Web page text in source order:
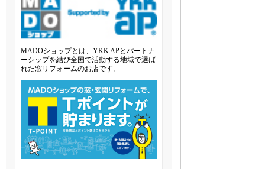
MADOショップとは、YKK APとパートナ
ーシップを結び全国で活動する地域で選ば
れた窓リフォームのお店です。